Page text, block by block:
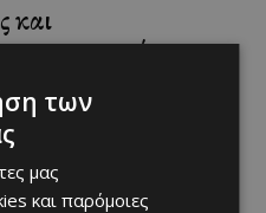
και
τις φωνές τους
καλλιτέχνες της
Κότσιρας και ο Νίκος
πρώτη φορά...
των
μας
και παρόμοιες